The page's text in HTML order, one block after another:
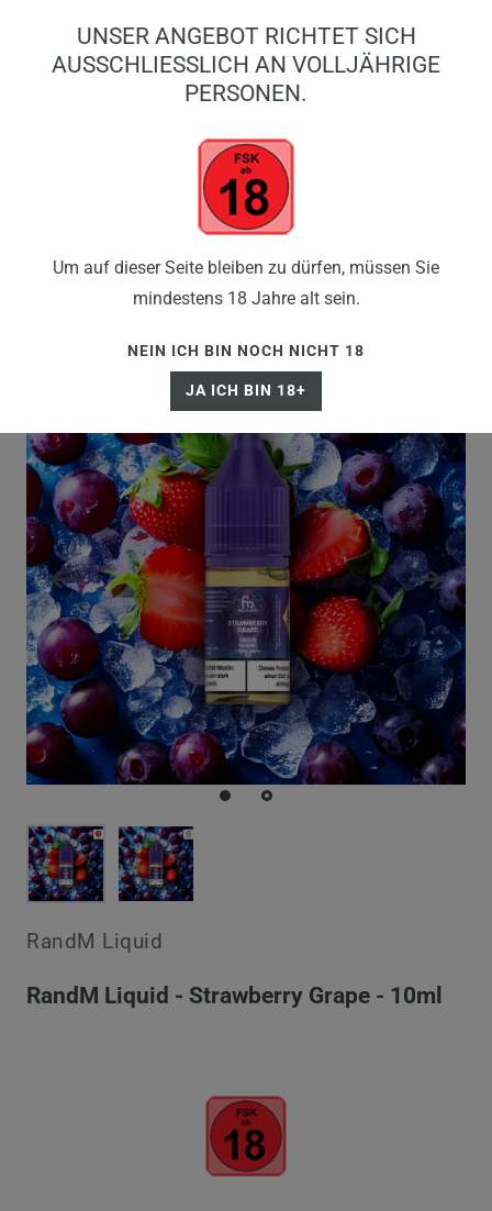
0
0,00 EUR
RandM Liquid
RandM Liquid - Strawberry Grape - 10ml
UNSER ANGEBOT RICHTET SICH
AUSSCHLIESSLICH AN VOLLJÄHRIGE P
ERSONEN.
Um auf dieser Seite bleiben zu dürfen, müssen Sie
mindestens 18 Jahre alt sein.
NEIN ICH BIN NOCH NICHT 18
JA ICH BIN 18+